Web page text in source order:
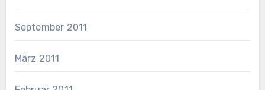
September 2011
März 2011